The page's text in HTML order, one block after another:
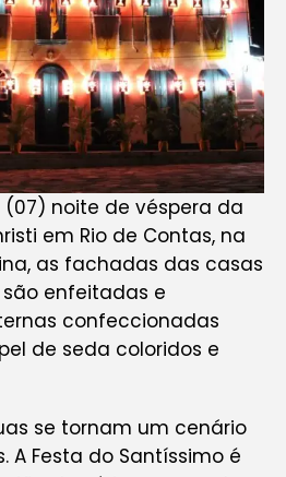
noite de véspera da
em Rio de Contas, na
as fachadas das casas
enfeitadas e
confeccionadas
de seda coloridos e
se tornam um cenário
A Festa do Santíssimo é